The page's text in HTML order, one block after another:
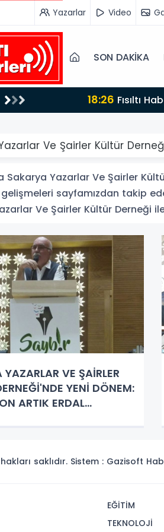
Yazarlar Video
SON DAKİKA
Keşfedilmeyi Bekliyor
Ve Şairler Kültür
Sakarya Yazarlar Ve Şairler
sayfamızdan takip
Ve Şairler Kültür Derneği
YAZARLAR VE ŞAİRLER
YENİ DÖNEM:
ARTIK ERDAL
saklıdır. Sistem : Gazisoft
EĞİTİM
TEKNOLOJİ